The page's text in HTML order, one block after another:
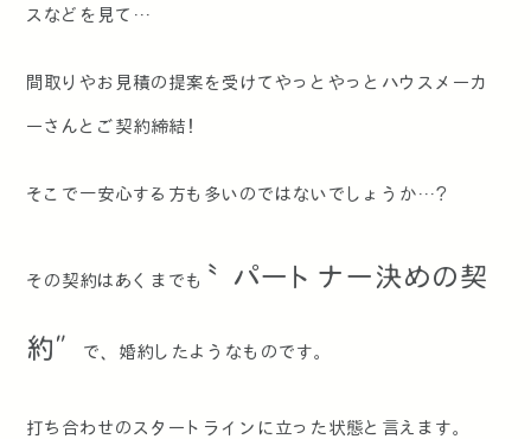
スなどを見て…
間取りやお見積の提案を受けてやっとやっとハウスメーカ
ーさんとご契約締結！
そこで一安心する方も多いのではないでしょうか…？
その契約はあくまでも 〝パートナー決めの契
約″ で、婚約したようなものです。
打ち合わせのスタートラインに立った状態と言えます。